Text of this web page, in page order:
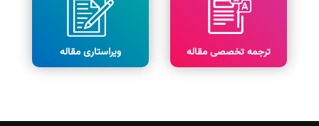
ترجمه تخصصی مقاله ویراستاری مقاله